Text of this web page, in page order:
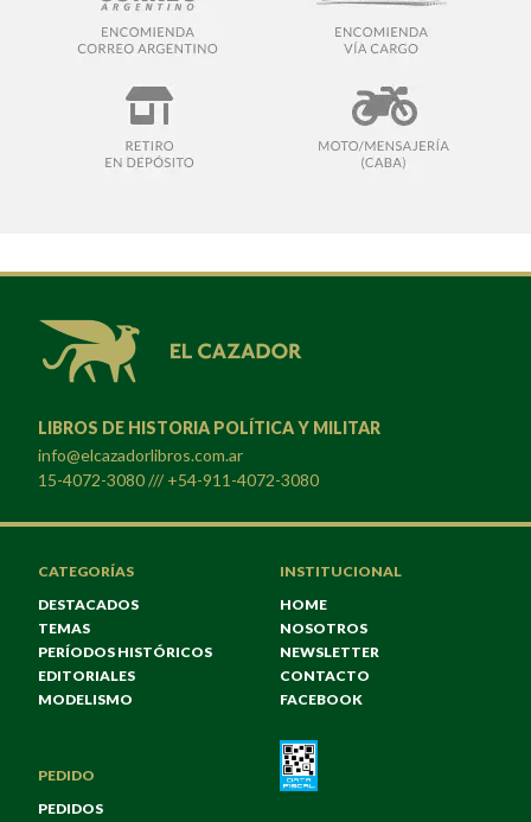
LIBROS DE HISTORIA POLÍTICA Y MILITAR
info@elcazadorlibros.com.ar
15-4072-3080 /// +54-911-4072-3080
CATEGORÍAS
DESTACADOS
TEMAS
PERÍODOS HISTÓRICOS
EDITORIALES
MODELISMO
INSTITUCIONAL
HOME
NOSOTROS
NEWSLETTER
CONTACTO
FACEBOOK
PEDIDO
PEDIDOS